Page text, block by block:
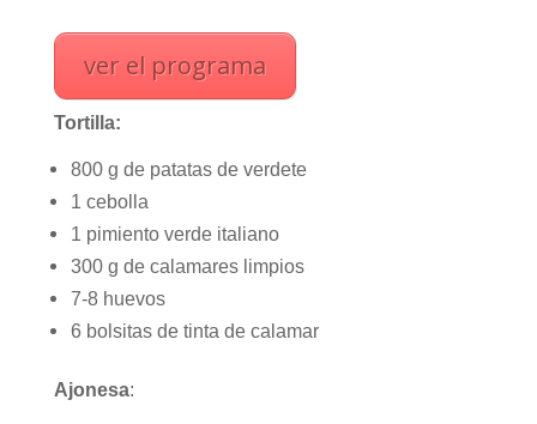
ver el programa
Tortilla:
800 g de patatas de verdete
1 cebolla
1 pimiento verde italiano
300 g de calamares limpios
7-8 huevos
6 bolsitas de tinta de calamar
Ajonesa: